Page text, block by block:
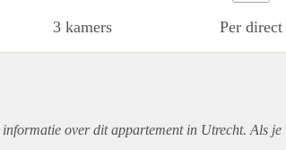
3 kamers Per direct
informatie over ditappartementin Utrecht. Als je